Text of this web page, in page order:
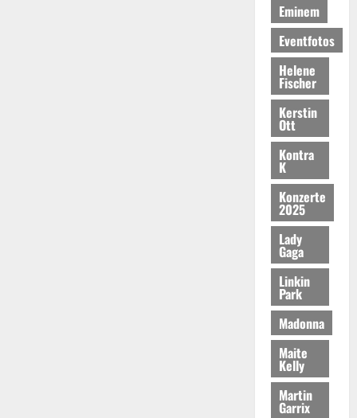
Eminem
Eventfotos
Helene
Fischer
Kerstin
Ott
Kontra
K
Konzerte
2025
Lady
Gaga
Linkin
Park
Madonna
Maite
Kelly
Martin
Garrix